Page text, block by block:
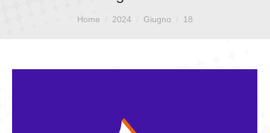
ISCRIZIONE E VANTAGGI
GIOVEDÌ GASTRONOMICI
Home 2024 Giugno 18